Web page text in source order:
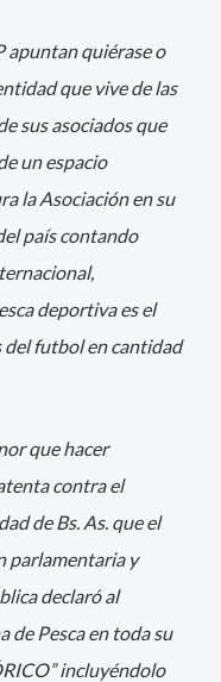
apuntan quiérase o
que vive de las
sus asociados que
un espacio
la Asociación en su
país contando
deportiva es el
del futbol en cantidad
que hacer
contra el
de Bs. As. que el
parlamentaria y
declaró al
de Pesca en toda su
incluyéndolo